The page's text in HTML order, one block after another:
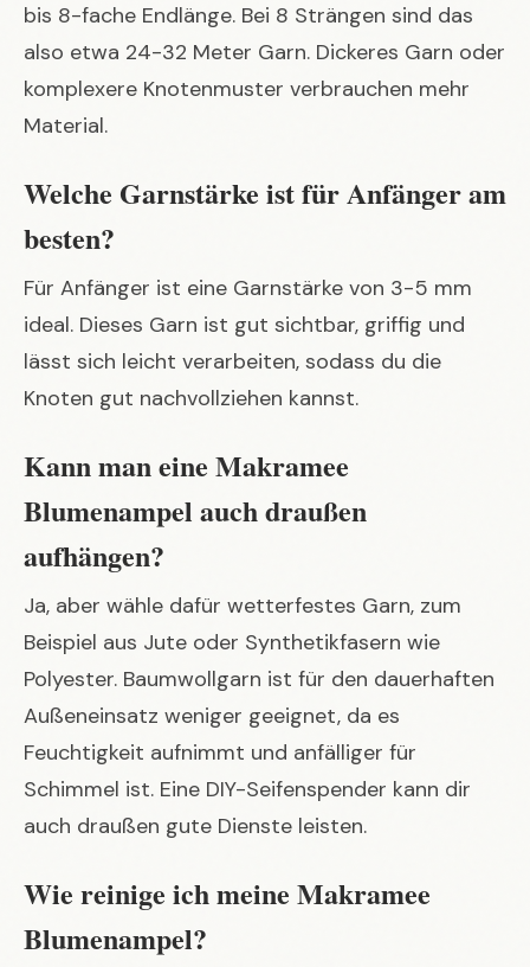
bis 8-fache Endlänge. Bei 8 Strängen sind das
also etwa 24-32 Meter Garn. Dickeres Garn oder
komplexere Knotenmuster verbrauchen mehr
Material.
Welche Garnstärke ist für Anfänger am
besten?
Für Anfänger ist eine Garnstärke von 3-5 mm
ideal. Dieses Garn ist gut sichtbar, griffig und
lässt sich leicht verarbeiten, sodass du die
Knoten gut nachvollziehen kannst.
Kann man eine Makramee
Blumenampel auch draußen
aufhängen?
Ja, aber wähle dafür wetterfestes Garn, zum
Beispiel aus Jute oder Synthetikfasern wie
Polyester. Baumwollgarn ist für den dauerhaften
Außeneinsatz weniger geeignet, da es
Feuchtigkeit aufnimmt und anfälliger für
Schimmel ist. Eine DIY-Seifenspender kann dir
auch draußen gute Dienste leisten.
Wie reinige ich meine Makramee
Blumenampel?